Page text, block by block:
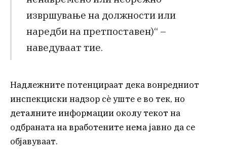
извршување на должности или
наредби на претпоставен)“ –
наведуваат тие.
Надлежните потенцираат дека вонредниот
инспекциски надзор сè уште е во тек, но
деталните информации околу текот на
одбраната на вработените нема јавно да се
објавуваат.